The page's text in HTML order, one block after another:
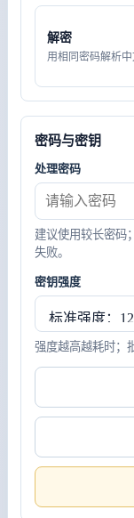
解密
用相同密码解析中
密码与密钥
处理密码
建议使用较长密码
失败。
密钥强度
强度越高越耗时；